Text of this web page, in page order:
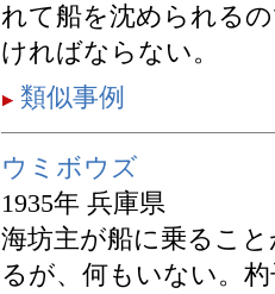
れて船を沈められる
ければならない。
類似事例
ウミボウズ
1935年 兵庫県
海坊主が船に乗るこ
るが、何もいない。